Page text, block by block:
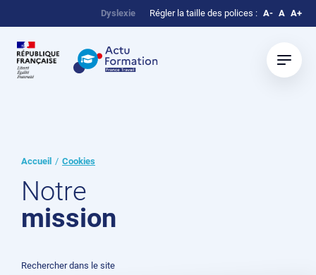
Dyslexie Régler la taille des polices : A- A A+
Accueil Cookies
Notre
mission
Rechercher dans le site